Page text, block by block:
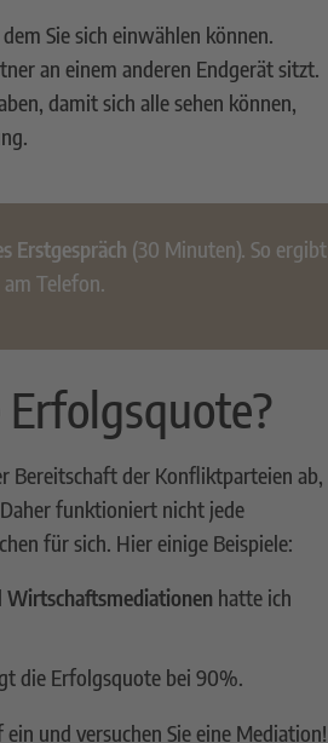
Sie sich einwählen können.
an einem anderen Endgerät sitzt.
damit sich alle sehen können,
Erstgespräch (30 Minuten). So ergibt
Telefon.
Bereitschaft der Konfliktparteien ab,
funktioniert nicht jede
für sich. Hier einige Beispiele:
Wirtschaftsmediationen hatte ich
die Erfolgsquote bei 90%.
und versuchen Sie eine Mediation!